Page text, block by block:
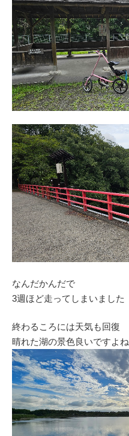
なんだかんだで
3週ほど走ってしまいました
終わるころには天気も回復
晴れた湖の景色良いですよね